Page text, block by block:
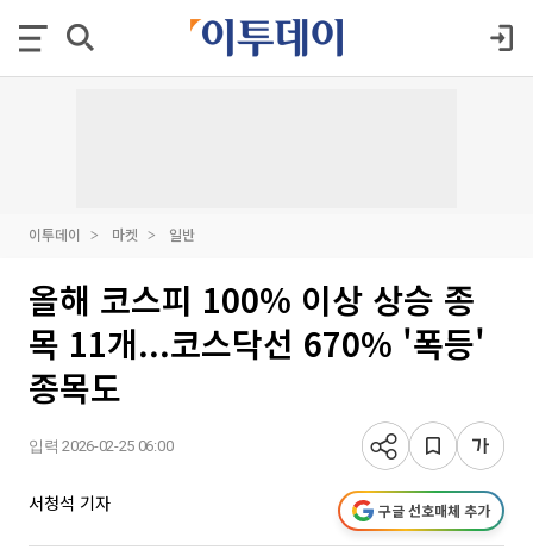
이투데이 마켓 일반
올해 코스피 100% 이상 상승 종
목 11개...코스닥선 670% '폭등'
종목도
입력 2026-02-25 06:00
서청석 기자 구글 선호매체 추가